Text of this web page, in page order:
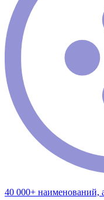
40 000+ наименований,